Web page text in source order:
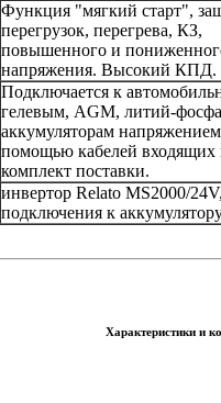
Функция "мягкий старт",
перегрузок, перегрева, КЗ,
повышенного и
напряжения. Высокий КПД.
Подключается к
гелевым, AGM, литий-
аккумуляторам
помощью кабелей входящих
комплект поставки.
инвертор Relato MS2000/
подключения к
Характеристики и